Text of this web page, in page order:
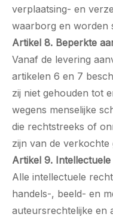
verplaatsing- en
waarborg en worden
Artikel 8. Beperkte
Vanaf de levering
artikelen 6 en 7
zij niet gehouden tot
wegens menselijke
die rechtstreeks of
zijn van de verkochte
Artikel 9.
Alle intellectuele
handels-, beeld- en
auteursrechtelijke en